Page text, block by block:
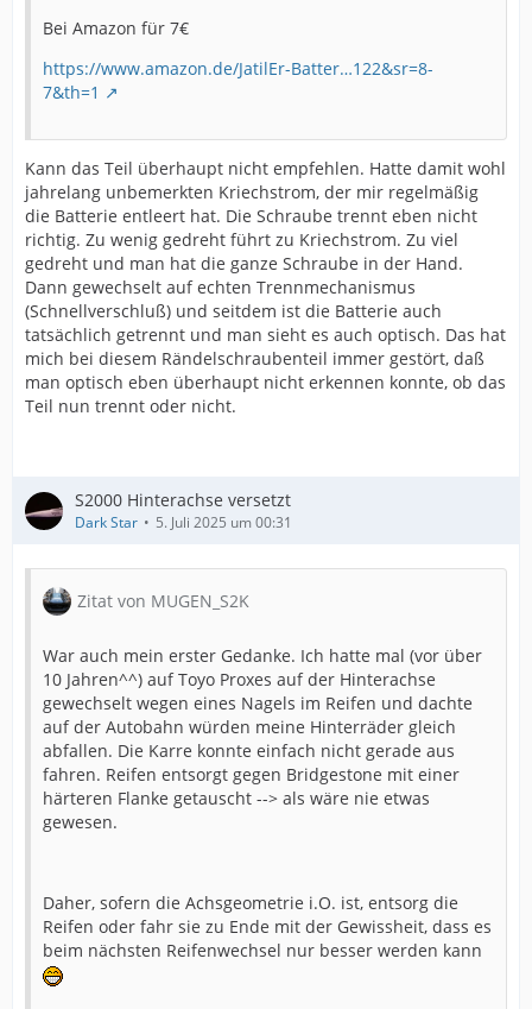
Bei Amazon für 7€
https://www.amazon.de/JatilEr-Batter…122&sr=8-
7&th=1
Kann das Teil überhaupt nicht empfehlen. Hatte damit wohl
jahrelang unbemerkten Kriechstrom, der mir regelmäßig
die Batterie entleert hat. Die Schraube trennt eben nicht
richtig. Zu wenig gedreht führt zu Kriechstrom. Zu viel
gedreht und man hat die ganze Schraube in der Hand.
Dann gewechselt auf echten Trennmechanismus
(Schnellverschluß) und seitdem ist die Batterie auch
tatsächlich getrennt und man sieht es auch optisch. Das hat
mich bei diesem Rändelschraubenteil immer gestört, daß
man optisch eben überhaupt nicht erkennen konnte, ob das
Teil nun trennt oder nicht.
S2000 Hinterachse versetzt
Dark Star 5. Juli 2025 um 00:31
Zitat von MUGEN_S2K
War auch mein erster Gedanke. Ich hatte mal (vor über
10 Jahren^^) auf Toyo Proxes auf der Hinterachse
gewechselt wegen eines Nagels im Reifen und dachte
auf der Autobahn würden meine Hinterräder gleich
abfallen. Die Karre konnte einfach nicht gerade aus
fahren. Reifen entsorgt gegen Bridgestone mit einer
härteren Flanke getauscht --> als wäre nie etwas
gewesen.
Daher, sofern die Achsgeometrie i.O. ist, entsorg die
Reifen oder fahr sie zu Ende mit der Gewissheit, dass es
beim nächsten Reifenwechsel nur besser werden kann